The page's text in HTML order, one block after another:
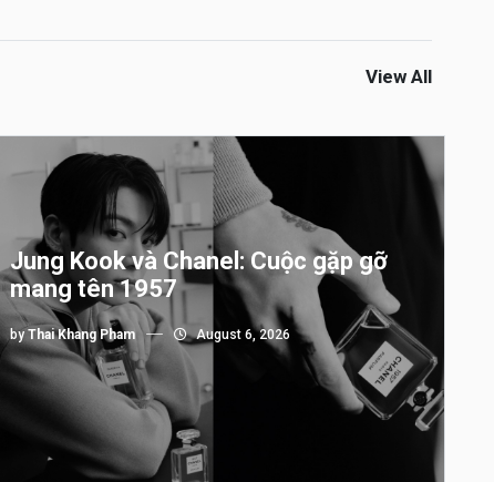
View All
Jung Kook và Chanel: Cuộc gặp gỡ
mang tên 1957
byThai Khang Pham August 6, 2026